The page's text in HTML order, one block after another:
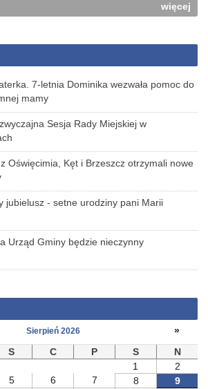
więcej
7-letnia Dominika wezwała pomoc do
mamy
Sesja Rady Miejskiej w
Oświęcimia, Kęt i Brzeszcz otrzymali nowe
jubielusz - setne urodziny pani Marii
Urząd Gminy będzie nieczynny
Sierpień 2026
»
S C P S
N
1
2
5 6 7 8
9